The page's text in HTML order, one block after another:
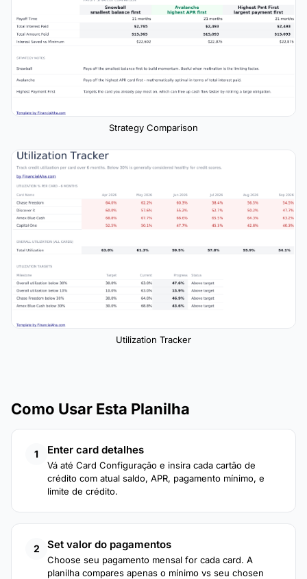
Strategy Comparison
Utilization Tracker
Como Usar Esta Planilha
1 Enter card detalhes
Vá até Card Configuração e insira cada cartão de
crédito com atual saldo, APR, pagamento mínimo, e
limite de crédito.
2 Set valor do pagamentos
Choose seu pagamento mensal for cada card. A
planilha compares apenas o mínimo vs seu chosen